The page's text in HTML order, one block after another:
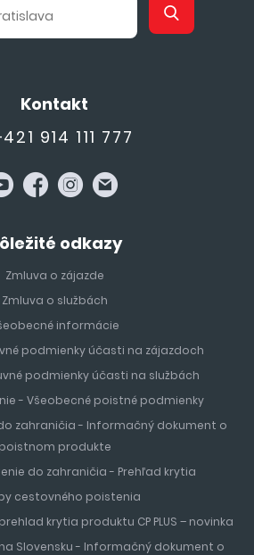
Kontakt
914 111 777
odkazy
Zmluva o zájazde
Zmluva o službách
informácie
podmienky účasti na zájazdoch
podmienky účasti na službách
- Všeobecné poistné podmienky
zahraničia - Informačný dokument o
poistnom produkte
do zahraničia - Prehľad krytia
cestovného poistenia
krytia produktu CP PLUS – novinka
Slovensku - Informačný dokument o